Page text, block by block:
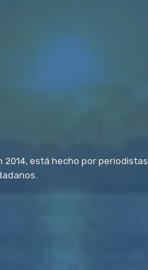
2014, está hecho por periodistas